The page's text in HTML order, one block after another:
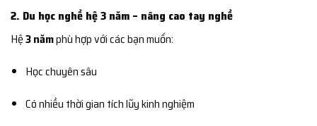
2. Du học nghề hệ 3 năm – nâng cao tay nghề
Hệ3 nămphù hợp với các bạn muốn:
Học chuyên sâu
Có nhiều thời gian tích lũy kinh nghiệm